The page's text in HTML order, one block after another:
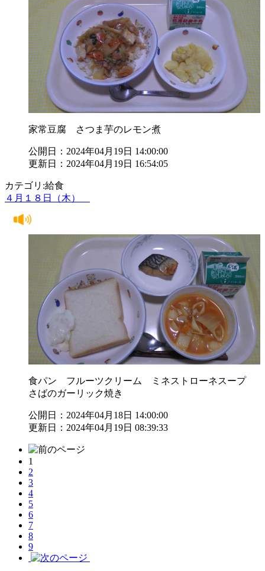
家常豆腐 さつま芋のレモン煮
公開日：2024年04月19日 14:00:00
更新日：2024年04月19日 16:54:05
カテゴリ:給食
４月１８日（木）
食パン フルーツクリーム ミネストローネスープ
さばのガーリック焼き
公開日：2024年04月18日 14:00:00
更新日：2024年04月19日 08:39:33
1
2
3
4
5
6
7
8
9